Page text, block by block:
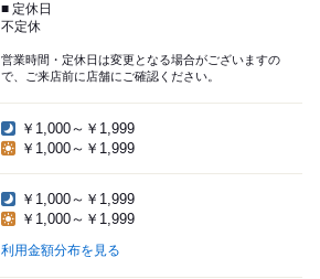
■ 定休日
不定休
営業時間・定休日は変更となる場合がございますの
で、ご来店前に店舗にご確認ください。
￥1,000～￥1,999
￥1,000～￥1,999
￥1,000～￥1,999
￥1,000～￥1,999
利用金額分布を見る